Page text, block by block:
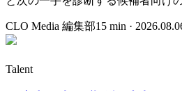
CLO Media 編集部15 min ·
Talent